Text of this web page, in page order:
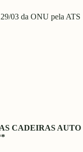
03 da ONU pela ATS
CADEIRAS AUTO